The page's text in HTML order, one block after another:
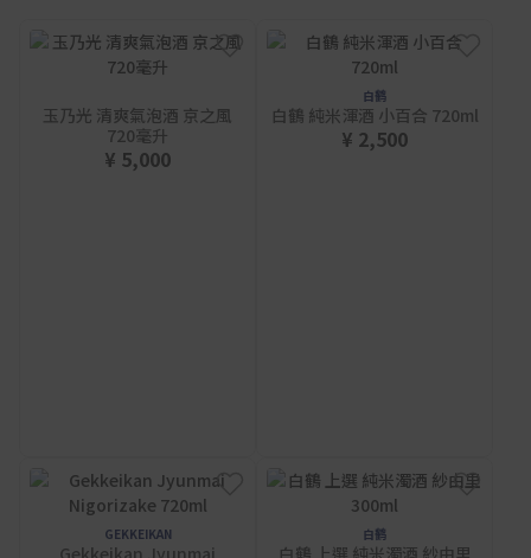
玉乃光 清爽氣泡酒 京之風
720毫升
¥ 5,000
白鹤
白鶴 純米渾酒 小百合 720ml
¥ 2,500
GEKKEIKAN
Gekkeikan Jyunmai
白鹤
白鶴 上選 純米濁酒 紗由里